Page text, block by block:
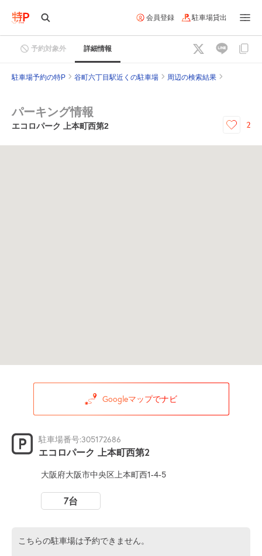
会員登録 駐車場貸出
予約対象外 詳細情報
駐車場予約の特P 谷町六丁目駅近くの駐車場 周辺の検索結果
パーキング情報
エコロパーク 上本町西第2 2
Googleマップでナビ
駐車場番号:305172686
エコロパーク 上本町西第2
大阪府大阪市中央区上本町西1-4-5
7台
こちらの駐車場は予約できません。